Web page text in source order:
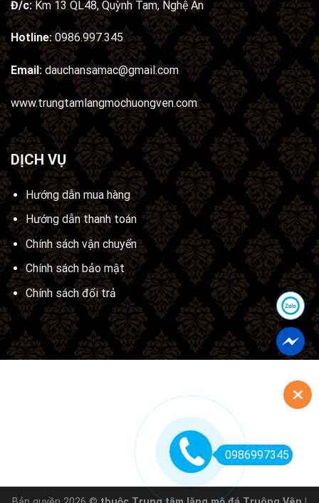
Đ/c:Km 13 QL48, Quỳnh Tam, Nghệ An
Hotline: 0986.997.345
Email: dauchansamac@gmail.com
www.trungtamlangmochuongven.com
DỊCH VỤ
Hướng dẫn mua hàng
Hướng dẫn thanh toán
Chính sách vận chuyển
Chính sách bảo mật
Chính sách đổi trả
0986997345